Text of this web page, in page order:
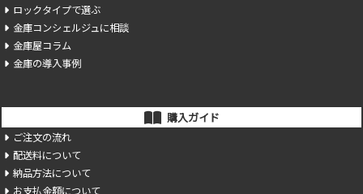
ロックタイプで選ぶ
金庫コンシェルジュに相談
金庫屋コラム
金庫の導入事例
購入ガイド
ご注文の流れ
配送料について
納品方法について
お支払金額について